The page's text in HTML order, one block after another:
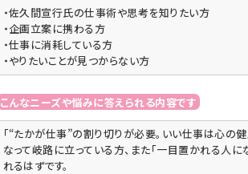
・佐久間宣行氏の仕事術や思考を知りたい方
・企画立案に携わる方
・仕事に消耗している方
・やりたいことが見つからない方
こんなニーズや悩みに答えられる内容です
「“たかが仕事”の割り切りが必要。いい仕事は心の
なって岐路に立っている方、また「一目置かれる人
れるはずです。